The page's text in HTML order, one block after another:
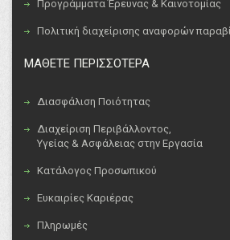
Προγράμματα Έρευνας & Καινοτομίας
Πολιτική διαχείρισης αναφορών
ΜΑΘΕΤΕ ΠΕΡΙΣΣΟΤΕΡΑ
Διασφάλιση Ποιότητας
Διαχείριση Περιβάλλοντος,
Υγείας & Ασφάλειας στην Εργασία
Κατάλογος Προσωπικού
Ευκαιρίες Καριέρας
Πληρωμές